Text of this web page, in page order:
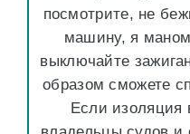
посмотрите, не
машину, я
выключайте
образом сможете
Если изоляция